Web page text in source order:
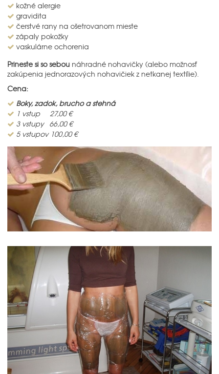
kožné alergie
gravidita
čerstvé rany na ošetrovanom mieste
zápaly pokožky
vaskulárne ochorenia
Prineste si so sebou náhradné nohavičky (alebo možnosť
zakúpenia jednorazových nohavičiek z netkanej textílie).
Cena:
Boky, zadok, brucho a stehná
1 vstup 27,00 €
3 vstupy 66,00 €
5 vstupov 100,00 €